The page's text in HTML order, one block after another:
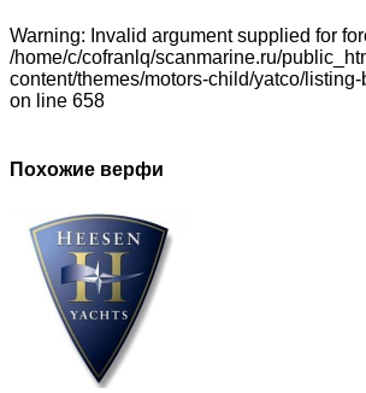
Warning: Invalid argument supplied for
/home/c/cofranlq/scanmarine.ru/
content/themes/motors-child/yatco/
on line 658
Похожие верфи